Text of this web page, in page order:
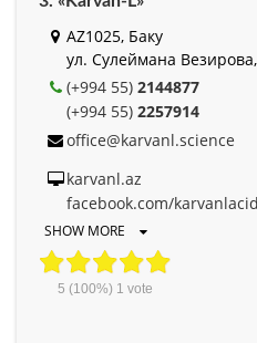
AZ1025, Баку
ул. Сулеймана
(+994 55) 2144877
(+994 55) 2257914
office@karvanl.science
karvanl.az
facebook.com/
SHOW MORE
5 (100%) 1 vote